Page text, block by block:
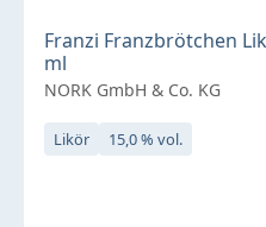
Franzi Franzbrötchen
ml
NORK GmbH & Co. KG
Likör 15,0 % vol.